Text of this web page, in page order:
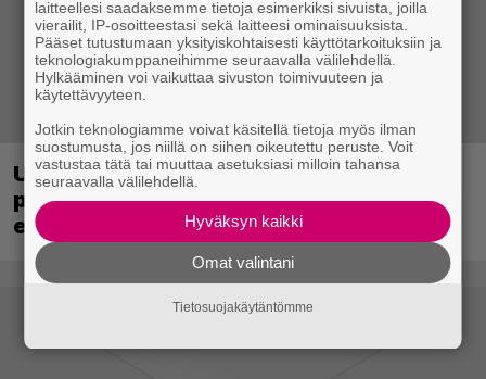
Ubisoft vahvisti uuden Ghost Recon -
pelin – kutsuu pelaajat mukaan
ennakkotestiin
laitteellesi saadaksemme tietoja esimerkiksi sivuista, joilla
vierailit, IP-osoitteestasi sekä laitteesi ominaisuuksista.
Pääset tutustumaan yksityiskohtaisesti käyttötarkoituksiin ja
teknologiakumppaneihimme seuraavalla välilehdellä.
Hylkääminen voi vaikuttaa sivuston toimivuuteen ja
käytettävyyteen.
Jotkin teknologiamme voivat käsitellä tietoja myös ilman
suostumusta, jos niillä on siihen oikeutettu peruste. Voit
vastustaa tätä tai muuttaa asetuksiasi milloin tahansa
seuraavalla välilehdellä.
Hyväksyn kaikki
Omat valintani
Tietosuojakäytäntömme